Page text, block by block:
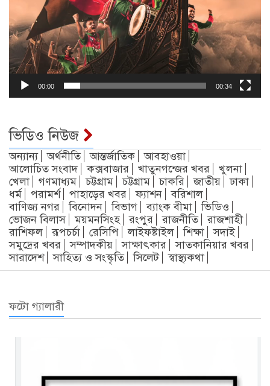
00:00 00:34
ভিডিও নিউজ
অন্যান্য অর্থনীতি আন্তর্জাতিক
আবহাওয়া
আলোচিত সংবাদ
কক্সবাজার খাতুনগন্জের খবর
খুলনা
খেলা
গণমাধ্যম চট্টগ্রাম চট্টগ্রাম চাকরি জাতীয়
ঢাকা
ধর্ম
পরামর্শ পাহাড়ের খবর ফ্যাশন
বরিশাল
বাণিজ্য নগর
বিনোদন বিভাগ ব্যাংক বীমা
ভিডিও
ভোজন বিলাস
ময়মনসিংহ রংপুর রাজনীতি
রাজশাহী
রাশিফল
রূপচর্চা রেসিপি লাইফষ্টাইল শিক্ষা
সদাই
সমুদ্রের খবর
সম্পাদকীয় সাক্ষাৎকার
সাতকানিয়ার খবর
সারাদেশ
সাহিত্য ও সংস্কৃতি সিলেট স্বাস্থ্যকথা
ফটো গ্যালারী